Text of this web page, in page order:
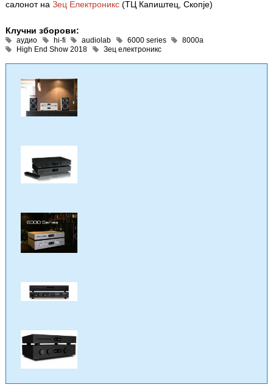
салонот на Зец Електроникс (ТЦ Капиштец, Скопје)
Клучни зборови:
аудио hi-fi audiolab 6000 series
8000a
High End Show 2018
Зец електроникс